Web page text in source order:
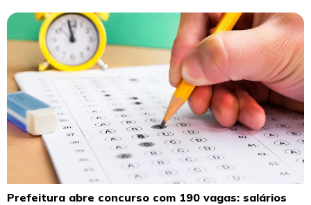
Prefeitura abre concurso com 190 vagas: salários